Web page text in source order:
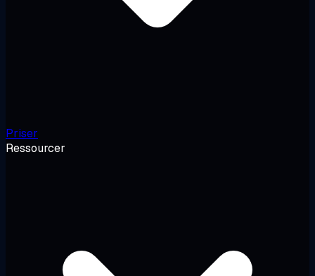
Priser
Ressourcer